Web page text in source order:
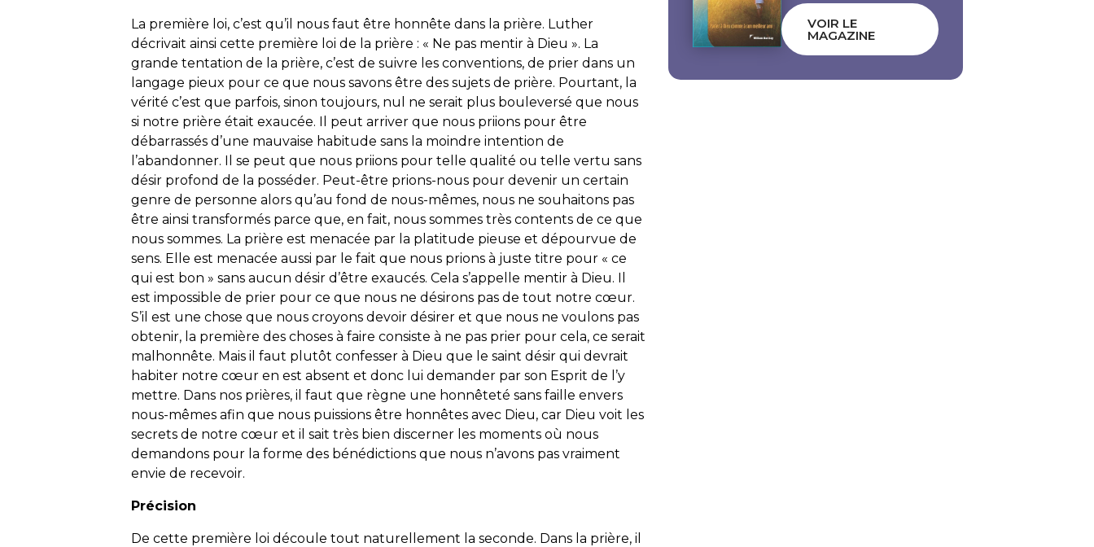
La première loi, c’est qu’il nous faut être honnête dans la prière. Luther
décrivait ainsi cette première loi de la prière : « Ne pas mentir à Dieu ». La
grande tentation de la prière, c’est de suivre les conventions, de prier dans un
langage pieux pour ce que nous savons être des sujets de prière. Pourtant, la
vérité c’est que parfois, sinon toujours, nul ne serait plus bouleversé que nous
si notre prière était exaucée. Il peut arriver que nous priions pour être
débarrassés d’une mauvaise habitude sans la moindre intention de
l’abandonner. Il se peut que nous priions pour telle qualité ou telle vertu sans
désir profond de la posséder. Peut-être prions-nous pour devenir un certain
genre de personne alors qu’au fond de nous-mêmes, nous ne souhaitons pas
être ainsi transformés parce que, en fait, nous sommes très contents de ce que
nous sommes. La prière est menacée par la platitude pieuse et dépourvue de
sens. Elle est menacée aussi par le fait que nous prions à juste titre pour « ce
qui est bon » sans aucun désir d’être exaucés. Cela s’appelle mentir à Dieu. Il
est impossible de prier pour ce que nous ne désirons pas de tout notre cœur.
S’il est une chose que nous croyons devoir désirer et que nous ne voulons pas
obtenir, la première des choses à faire consiste à ne pas prier pour cela, ce serait
malhonnête. Mais il faut plutôt confesser à Dieu que le saint désir qui devrait
habiter notre cœur en est absent et donc lui demander par son Esprit de l’y
mettre. Dans nos prières, il faut que règne une honnêteté sans faille envers
nous-mêmes afin que nous puissions être honnêtes avec Dieu, car Dieu voit les
secrets de notre cœur et il sait très bien discerner les moments où nous
demandons pour la forme des bénédictions que nous n’avons pas vraiment
envie de recevoir.
Précision
De cette première loi découle tout naturellement la seconde. Dans la prière, il
VOIR LE
MAGAZINE